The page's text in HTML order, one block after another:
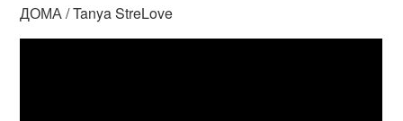
ДОМА / Tanya StreLove